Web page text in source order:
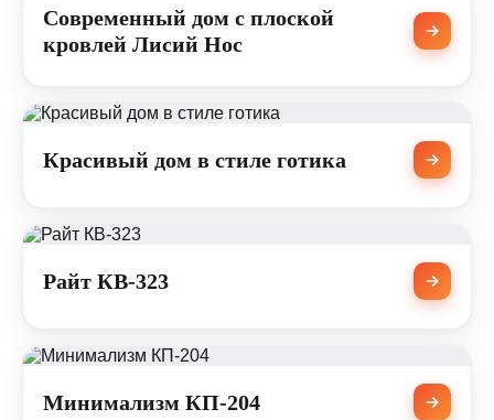
Современный дом с плоской
кровлей Лисий Нос
Красивый дом в стиле готика
Райт КВ-323
Минимализм КП-204